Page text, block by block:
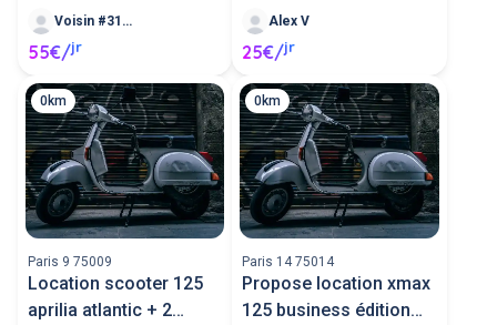
Voisin #31111
55€/jr
Alex V
25€/jr
0km
Paris 9 75009
Location scooter 125
aprilia atlantic + 2
0km
Paris 14 75014
Propose location xmax
125 business édition